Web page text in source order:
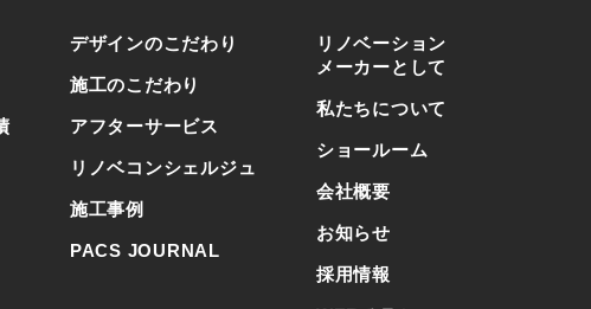
デザインのこだわり
施工のこだわり
アフターサービス
リノベコンシェルジュ
施工事例
PACS JOURNAL
リノベーション
メーカーとして
私たちについて
ショールーム
会社概要
お知らせ
採用情報